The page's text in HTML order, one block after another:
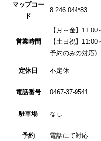
マップコー
ド
8 246 044*83
営業時間
【月～金】
【土日祝】
予約のみの対応)
定休日 不定休
電話番号 0467-37-9541
駐車場 なし
予約 電話にて対応